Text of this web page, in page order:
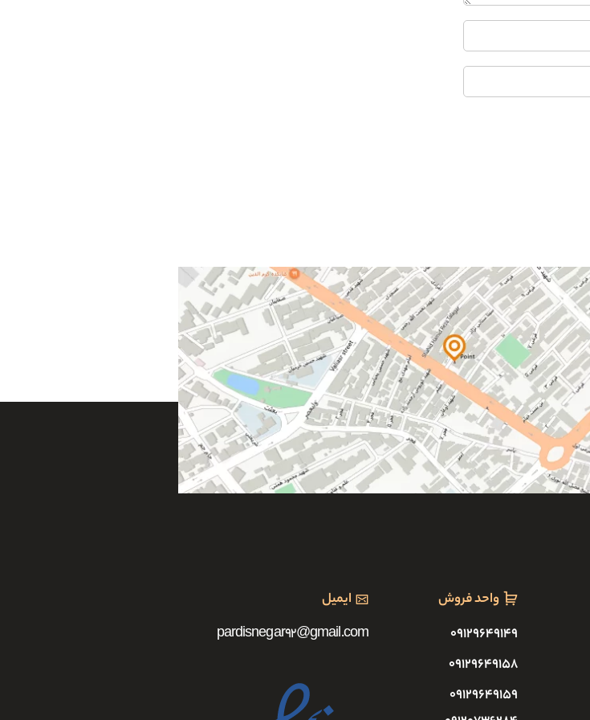
واحد فروش
۰۹۱۲۹۶۴۹۱۴۹
۰۹۱۲۹۶۴۹۱۵۸
۰۹۱۲۹۶۴۹۱۵۹
ایمیل
pardisnegar92@gmail.com